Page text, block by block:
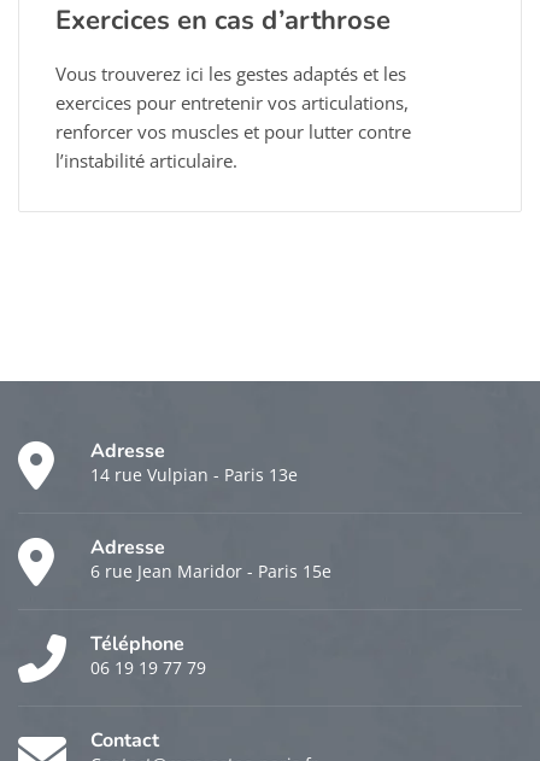
Exercices en cas d’arthrose
Vous trouverez ici les gestes adaptés et les
exercices pour entretenir vos articulations,
renforcer vos muscles et pour lutter contre
l’instabilité articulaire.
Adresse
14 rue Vulpian - Paris 13e
Adresse
6 rue Jean Maridor - Paris 15e
Téléphone
06 19 19 77 79
Contact